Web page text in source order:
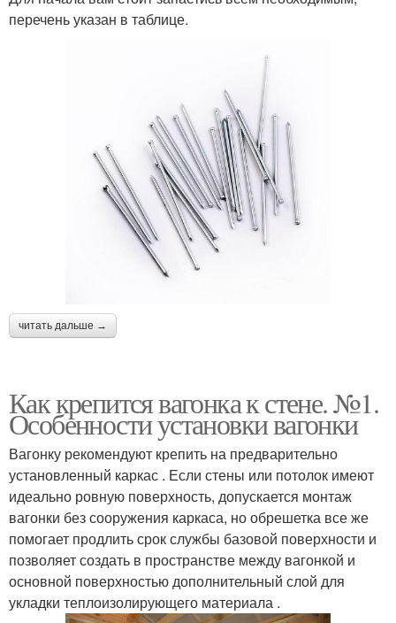
перечень указан в таблице.
читать дальше →
Как крепится вагонка к стене. №1.
Особенности установки вагонки
Вагонку рекомендуют крепить на предварительно
установленный каркас . Если стены или потолок имеют
идеально ровную поверхность, допускается монтаж
вагонки без сооружения каркаса, но обрешетка все же
помогает продлить срок службы базовой поверхности и
позволяет создать в пространстве между вагонкой и
основной поверхностью дополнительный слой для
укладки теплоизолирующего материала .